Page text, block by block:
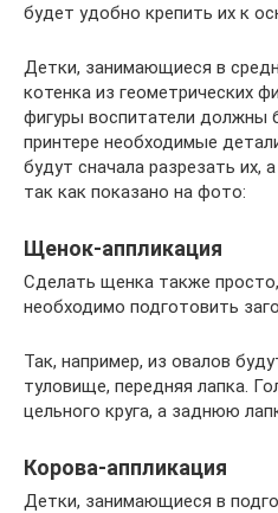
будет удобно крепить их к
Детки, занимающиеся в
котенка из геометрических
фигуры воспитатели должны
принтере необходимые
будут сначала разрезать их,
так как показано на фото:
Щенок-аппликация
Сделать щенка также
необходимо подготовить
Так, например, из овалов
туловище, передняя лапка.
цельного круга, а заднюю
Корова-аппликация
Детки, занимающиеся в